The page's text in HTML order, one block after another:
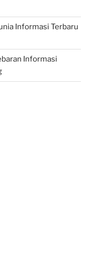
Informasi Terbaru
Informasi